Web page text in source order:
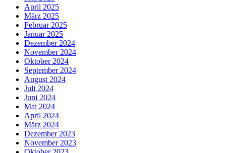
April 2025
März 2025
Februar 2025
Januar 2025
Dezember 2024
November 2024
Oktober 2024
September 2024
August 2024
Juli 2024
Juni 2024
Mai 2024
April 2024
März 2024
Dezember 2023
November 2023